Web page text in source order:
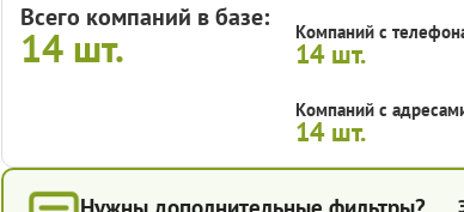
Всего компаний в базе:
14 шт. Компаний с
14 шт.
Компаний с
14 шт.